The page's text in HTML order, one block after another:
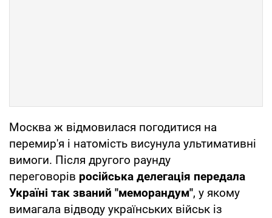
Москва ж відмовилася погодитися на
перемир'я і натомість висунула ультимативні
вимоги. Після другого раунду
переговорів російська делегація передала
Україні так званий "меморандум", у якому
вимагала відводу українських військ із